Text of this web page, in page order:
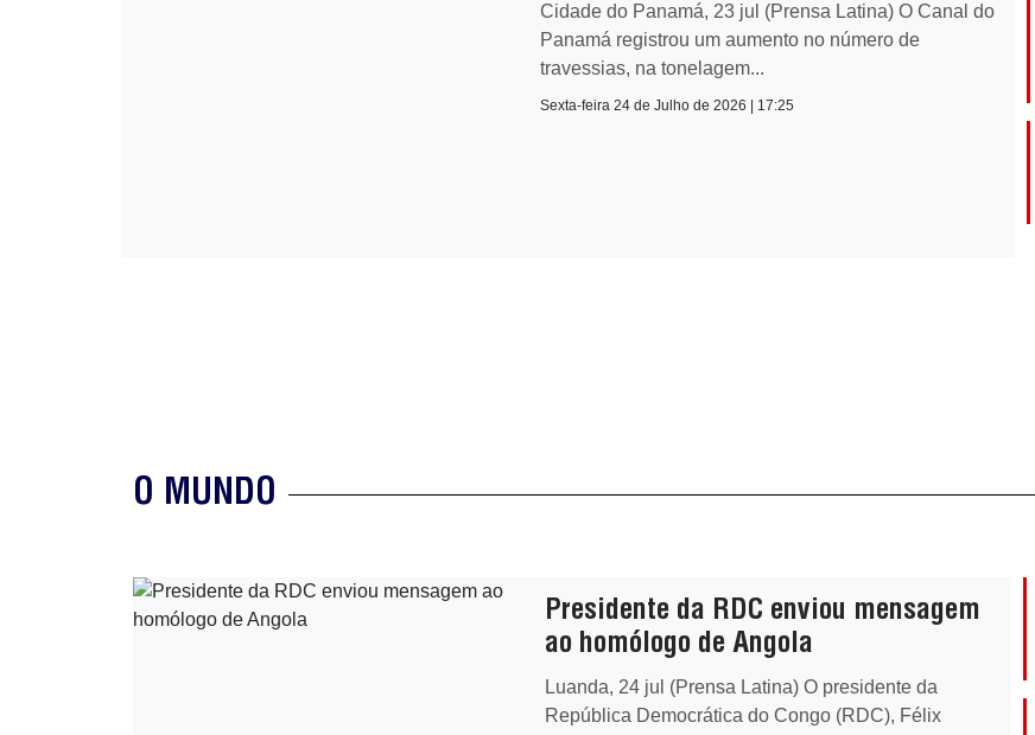
Cidade do Panamá, 23 jul (Prensa Latina) O Canal do
Panamá registrou um aumento no número de
travessias, na tonelagem...
Sexta-feira 24 de Julho de 2026 | 17:25
O MUNDO
Presidente da RDC enviou mensagem
ao homólogo de Angola
Luanda, 24 jul (Prensa Latina) O presidente da
República Democrática do Congo (RDC), Félix